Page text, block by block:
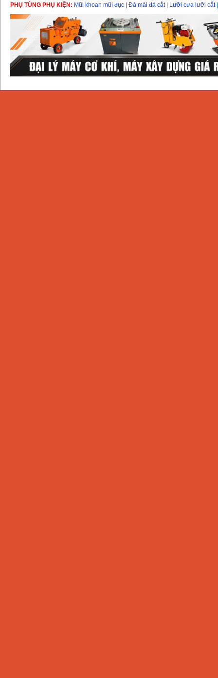
Giá:1296000VND
PHỤ TÙNG PHỤ KIỆN: Mũi khoan mũi đục Đá mài đá cắt| Lưỡi cưa lưỡi cắt